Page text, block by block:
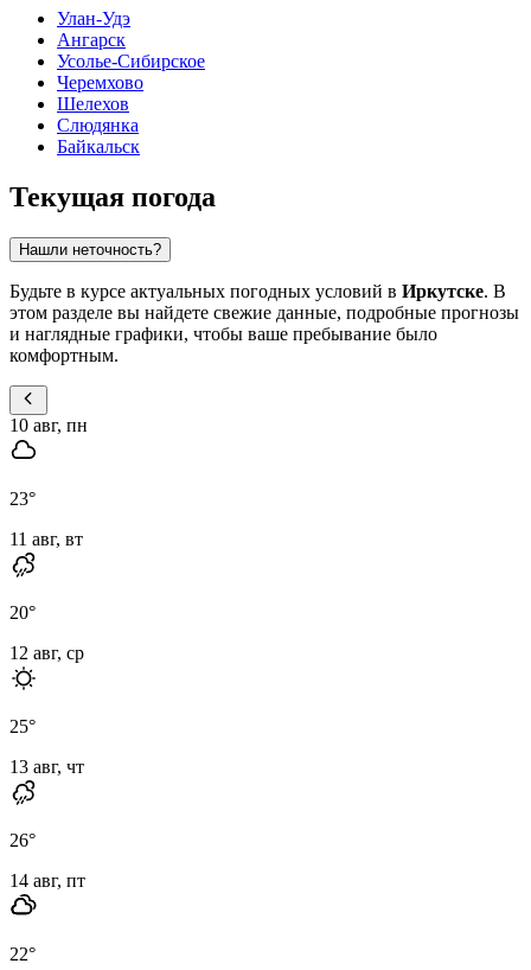
Улан-Удэ
Ангарск
Усолье-Сибирское
Черемхово
Шелехов
Слюдянка
Байкальск
Текущая погода
Нашли неточность?
Будьте в курсе актуальных погодных условий в Иркутске. В
этом разделе вы найдете свежие данные, подробные прогнозы
и наглядные графики, чтобы ваше пребывание было
комфортным.
10 авг, пн
23°
11 авг, вт
20°
12 авг, ср
25°
13 авг, чт
26°
14 авг, пт
22°